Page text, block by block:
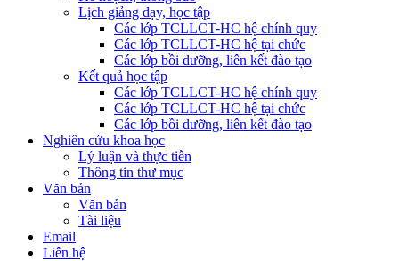
Lịch giảng dạy, học tập
Các lớp TCLLCT-HC hệ chính quy
Các lớp TCLLCT-HC hệ tại chức
Các lớp bồi dưỡng, liên kết đào tạo
Kết quả học tập
Các lớp TCLLCT-HC hệ chính quy
Các lớp TCLLCT-HC hệ tại chức
Các lớp bồi dưỡng, liên kết đào tạo
Nghiên cứu khoa học
Lý luận và thực tiễn
Thông tin thư mục
Văn bản
Văn bản
Tài liệu
Email
Liên hệ